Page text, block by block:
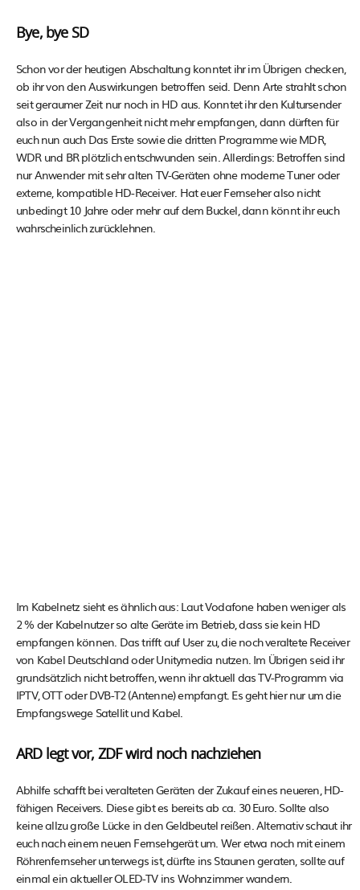
Bye, bye SD
Schon vor der heutigen Abschaltung konntet ihr im Übrigen checken,
ob ihr von den Auswirkungen betroffen seid. Denn Arte strahlt schon
seit geraumer Zeit nur noch in HD aus. Konntet ihr den Kultursender
also in der Vergangenheit nicht mehr empfangen, dann dürften für
euch nun auch Das Erste sowie die dritten Programme wie MDR,
WDR und BR plötzlich entschwunden sein. Allerdings: Betroffen sind
nur Anwender mit sehr alten TV-Geräten ohne moderne Tuner oder
externe, kompatible HD-Receiver. Hat euer Fernseher also nicht
unbedingt 10 Jahre oder mehr auf dem Buckel, dann könnt ihr euch
wahrscheinlich zurücklehnen.
Im Kabelnetz sieht es ähnlich aus: Laut Vodafone haben weniger als
2 % der Kabelnutzer so alte Geräte im Betrieb, dass sie kein HD
empfangen können. Das trifft auf User zu, die noch veraltete Receiver
von Kabel Deutschland oder Unitymedia nutzen. Im Übrigen seid ihr
grundsätzlich nicht betroffen, wenn ihr aktuell das TV-Programm via
IPTV, OTT oder DVB-T2 (Antenne) empfangt. Es geht hier nur um die
Empfangswege Satellit und Kabel.
ARD legt vor, ZDF wird noch nachziehen
Abhilfe schafft bei veralteten Geräten der Zukauf eines neueren, HD-
fähigen Receivers. Diese gibt es bereits ab ca. 30 Euro. Sollte also
keine allzu große Lücke in den Geldbeutel reißen. Alternativ schaut ihr
euch nach einem neuen Fernsehgerät um. Wer etwa noch mit einem
Röhrenfernseher unterwegs ist, dürfte ins Staunen geraten, sollte auf
einmal ein aktueller OLED-TV ins Wohnzimmer wandern.